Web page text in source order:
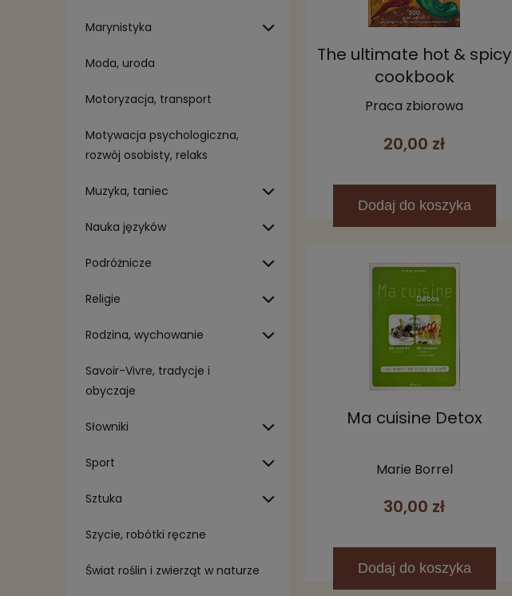
Marynistyka
Moda, uroda
Motoryzacja, transport
Motywacja psychologiczna,
rozwój osobisty, relaks
Muzyka, taniec
Nauka języków
Podróżnicze
Religie
Rodzina, wychowanie
Savoir-Vivre, tradycje i
obyczaje
Słowniki
Sport
Sztuka
Szycie, robótki ręczne
Świat roślin i zwierząt w naturze
The ultimate hot & spicy
cookbook
Praca zbiorowa
20,00 zł
Dodaj do koszyka
Ma cuisine Detox
Marie Borrel
30,00 zł
Dodaj do koszyka